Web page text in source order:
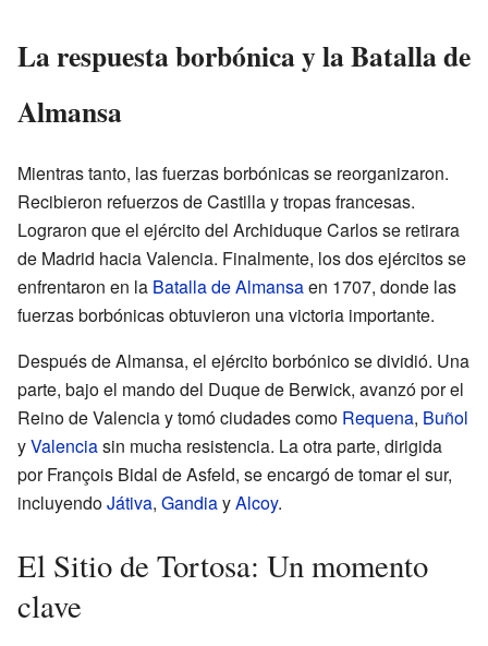
La respuesta borbónica y la Batalla de
Almansa
Mientras tanto, las fuerzas borbónicas se reorganizaron.
Recibieron refuerzos de Castilla y tropas francesas.
Lograron que el ejército del Archiduque Carlos se retirara
de Madrid hacia Valencia. Finalmente, los dos ejércitos se
enfrentaron en la Batalla de Almansaen 1707, donde las
fuerzas borbónicas obtuvieron una victoria importante.
Después de Almansa, el ejército borbónico se dividió. Una
parte, bajo el mando del Duque de Berwick, avanzó por el
Reino de Valencia y tomó ciudades como Requena, Buñol
yValenciasin mucha resistencia. La otra parte, dirigida
por François Bidal de Asfeld, se encargó de tomar el sur,
incluyendoJátiva, GandiayAlcoy.
El Sitio de Tortosa: Un momento
clave